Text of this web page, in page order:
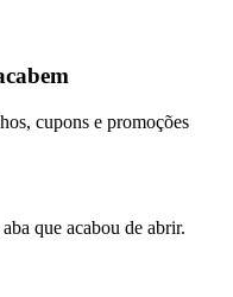
cupons e promoções
que acabou de abrir.